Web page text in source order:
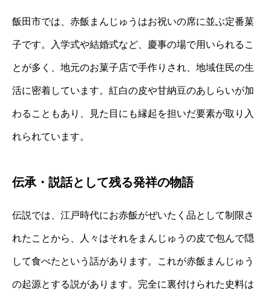
飯田市では、赤飯まんじゅうはお祝いの席に並ぶ定番菓
子です。入学式や結婚式など、慶事の場で用いられるこ
とが多く、地元のお菓子店で手作りされ、地域住民の生
活に密着しています。紅白の皮や甘納豆のあしらいが加
わることもあり、見た目にも縁起を担いだ要素が取り入
れられています。
伝承・説話として残る発祥の物語
伝説では、江戸時代にお赤飯がぜいたく品として制限さ
れたことから、人々はそれをまんじゅうの皮で包んで隠
して食べたという話があります。これが赤飯まんじゅう
の起源とする説があります。完全に裏付けられた史料は